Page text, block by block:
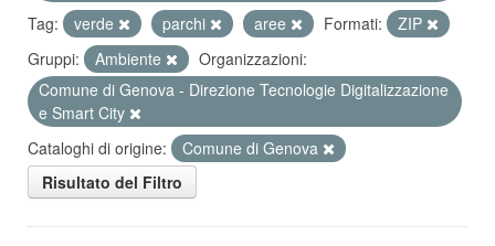
Tag:
verde parchi aree Formati:
ZIP
Gruppi:
Ambiente
Organizzazioni:
Comune di Genova - Direzione Tecnologie Digitalizzazione
e Smart City
Cataloghi di origine:
Comune di Genova
Risultato del Filtro